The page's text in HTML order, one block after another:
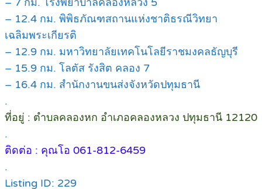
– 12.4 กม. พิพิธภัณฑสถานแห่งชาติธรณีวิทยา
เฉลิมพระเกียรติ
– 12.9 กม. มหาวิทยาลัยเทคโนโลยีราชมงคลธัญบุรี
– 15.9 กม. โลตัส รังสิต คลอง 7
– 16.4 กม. สำนักงานขนส่งจังหวัดปทุมธานี
.
ที่อยู่ : ตำบลคลองหก อำเภอคลองหลวง ปทุมธานี 12120
.
ติดต่อ : คุณโอ 061-812-6459
.
Listing ID: 229